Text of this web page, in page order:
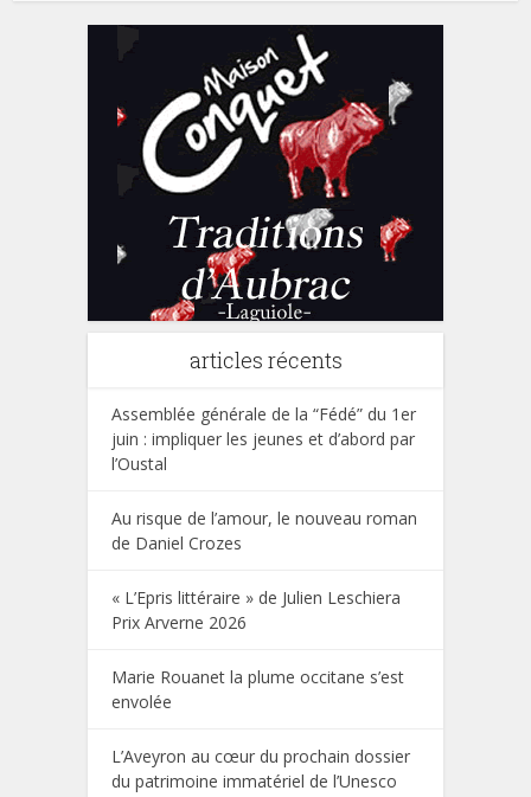
articles récents
Assemblée générale de la “Fédé” du 1er
juin : impliquer les jeunes et d’abord par
l’Oustal
Au risque de l’amour, le nouveau roman
de Daniel Crozes
« L’Epris littéraire » de Julien Leschiera
Prix Arverne 2026
Marie Rouanet la plume occitane s’est
envolée
L’Aveyron au cœur du prochain dossier
du patrimoine immatériel de l’Unesco